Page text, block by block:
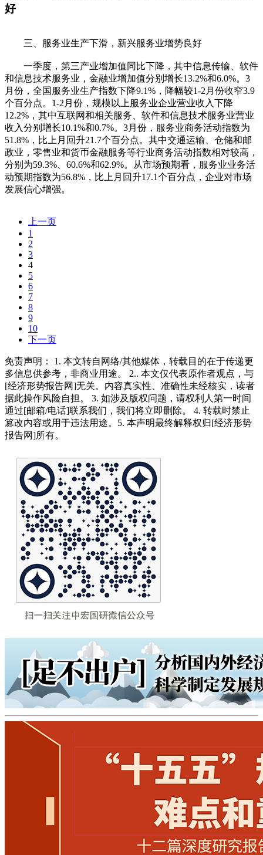
好
三、服务业生产下滑，新兴服务业增势良好
一季度，第三产业增加值同比下降，其中信息传输、软件
和信息技术服务业，金融业增加值分别增长13.2%和6.0%。3
月份，全国服务业生产指数下降9.1%，降幅较1-2月份收窄3.9
个百分点。1-2月份，规模以上服务业企业营业收入下降
12.2%，其中互联网和相关服务、软件和信息技术服务业营业
收入分别增长10.1%和0.7%。3月份，服务业商务活动指数为
51.8%，比上月回升21.7个百分点。其中交通运输、仓储和邮
政业，零售业和货币金融服务等行业商务活动指数相对较高，
分别为59.3%、60.6%和62.9%。从市场预期看，服务业业务活
动预期指数为56.8%，比上月回升17.1个百分点，企业对市场
发展信心增强。
上一页
1
2
3
4
5
6
7
8
9
10
下一页
免责声明： 1. 本文转自网络/其他媒体，转载目的在于传递更
多信息供参考，非商业用途。 2.. 本文仅代表原作者观点，与
[经济形势报告网]无关。内容真实性、准确性未经核实，读者
据此操作风险自担。 3. 如涉及版权问题，请权利人第一时间
通过[邮箱/电话]联系我们，我们将立即删除。 4. 转载时禁止
篡改内容或用于违法用途。5. 本声明最终解释权归[经济形势
报告网]所有。